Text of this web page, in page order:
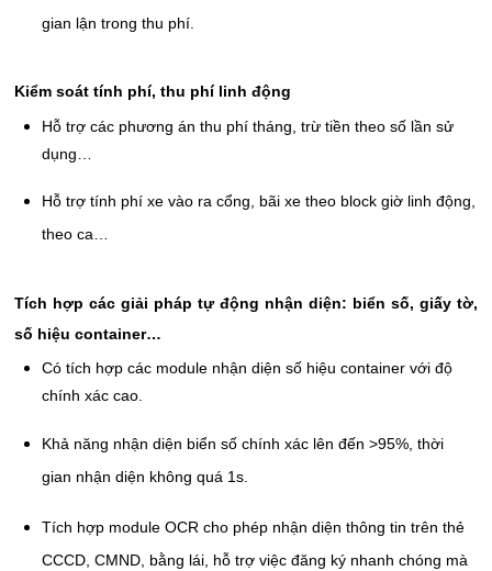
gian lận trong thu phí.
Kiểm soát tính phí, thu phí linh động
Hỗ trợ các phương án thu phí tháng, trừ tiền theo số lần sử
dụng…
Hỗ trợ tính phí xe vào ra cổng, bãi xe theo block giờ linh động,
theo ca…
Tích hợp các giải pháp tự động nhận diện: biển số, giấy tờ,
số hiệu container…
Có tích hợp các module nhận diện số hiệu container với độ
chính xác cao.
Khả năng nhận diện biển số chính xác lên đến >95%, thời
gian nhận diện không quá 1s.
Tích hợp module OCR cho phép nhận diện thông tin trên thẻ
CCCD, CMND, bằng lái, hỗ trợ việc đăng ký nhanh chóng mà